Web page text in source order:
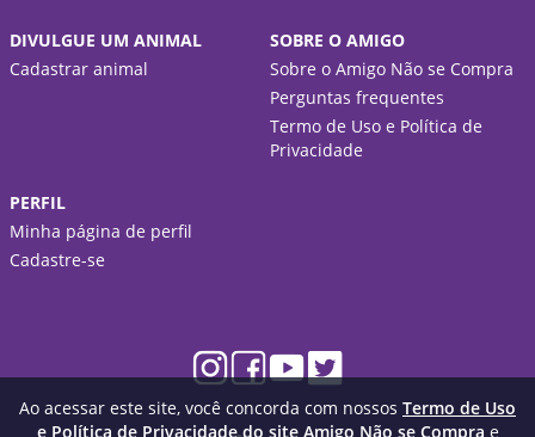
Ao acessar este site, você concorda com nossos Termo de Uso
e Política de Privacidade do site Amigo Não se Compra e
DIVULGUE UM ANIMAL
Cadastrar animal
SOBRE O AMIGO
Sobre o Amigo Não se Compra
Perguntas frequentes
Termo de Uso e Política de
Privacidade
PERFIL
Minha página de perfil
Cadastre-se